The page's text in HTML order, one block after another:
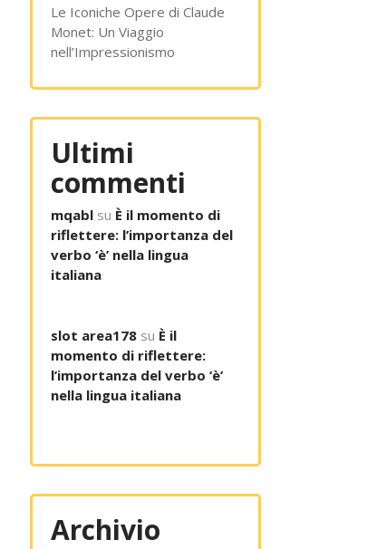
Le Iconiche Opere di Claude
Monet: Un Viaggio
nell’Impressionismo
Ultimi
commenti
mqabl su È il momento di
riflettere: l’importanza del
verbo ‘è’ nella lingua
italiana
slot area178 su È il
momento di riflettere:
l’importanza del verbo ‘è’
nella lingua italiana
Archivio